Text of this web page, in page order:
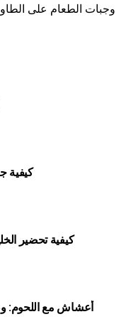
وجبات الطعام على
كيفية
كيفية تحضير
أعشاش مع اللحوم: